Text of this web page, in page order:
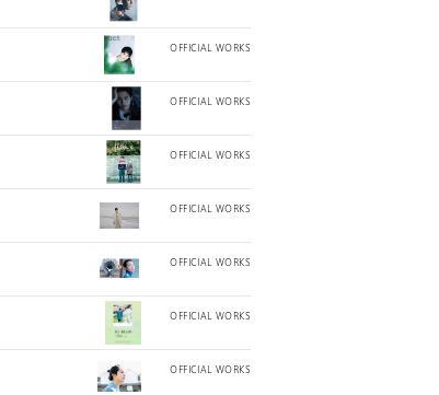
OFFICIAL WORKS
OFFICIAL WORKS
OFFICIAL WORKS
OFFICIAL WORKS
OFFICIAL WORKS
OFFICIAL WORKS
OFFICIAL WORKS